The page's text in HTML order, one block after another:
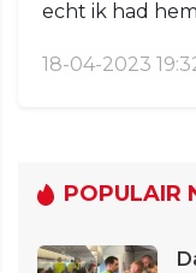
echt ik had
18-04-2023
POPULAIR